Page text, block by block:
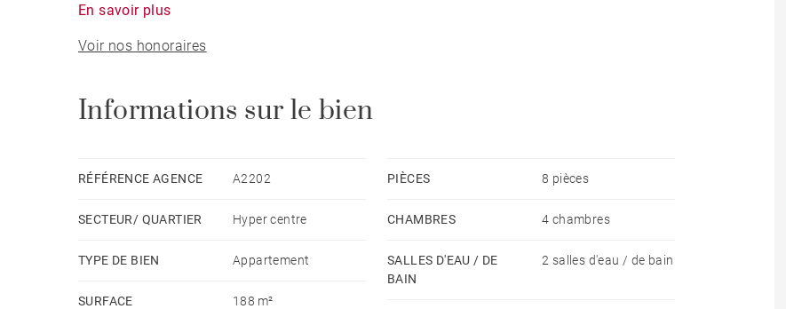
Ses atouts : lumineux, 4 chambres, cuisine équipée, grande hauteur sous plafond, beaucoup de
Disponibilité : 2 février 2024
Provision pour charges mensuelles avec régularisation annuelle : 140 € (communs, ascenseur, E/S
En sus locataire : eau, gaz, électricité, internet, entretien annuel chaudière
Honoraires Barnes charge locataire : Bail Alur : 13 €/m2 dont 3€/m2 pour l'état des lieux d'entrée) -
Bail Code Civil (résidence secondaire ou société : 9% du loyer annuel HC + TVA)
En savoir plus
Voir nos honoraires
Informations sur le bien
RÉFÉRENCE AGENCE A2202
SECTEUR/ QUARTIER Hyper centre
TYPE DE BIEN Appartement
SURFACE 188 m²
PIÈCES 8 pièces
CHAMBRES 4 chambres
SALLES D'EAU / DE
BAIN
2 salles d'eau / de bain